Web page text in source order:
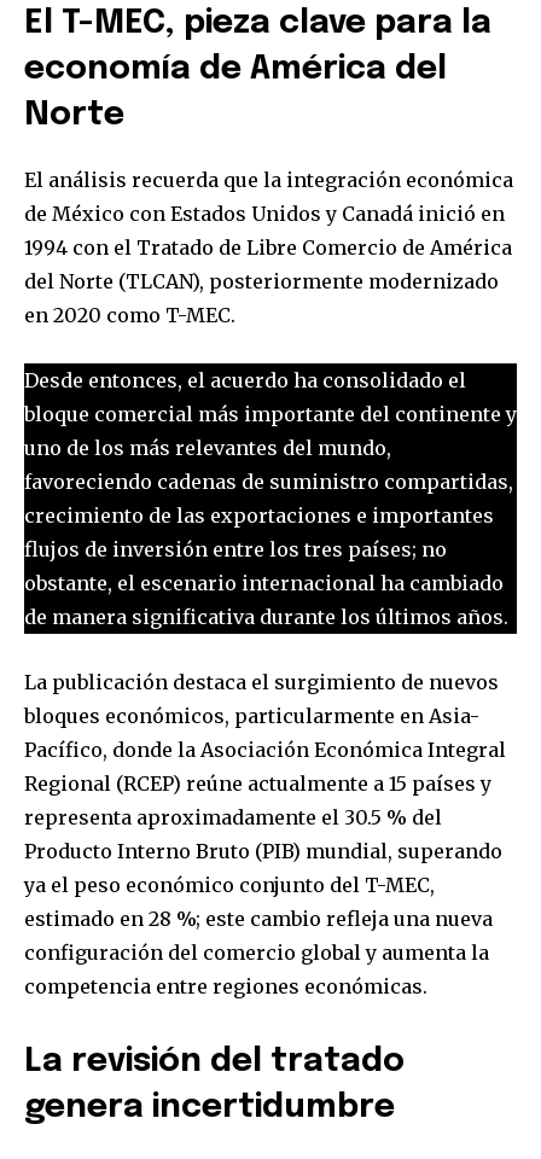
El T-MEC, pieza clave para la
economía de América del
Norte
El análisis recuerda que la integración económica
de México con Estados Unidos y Canadá inició en
1994 con el Tratado de Libre Comercio de América
del Norte (TLCAN), posteriormente modernizado
en 2020 como T-MEC.
Desde entonces, el acuerdo ha consolidado el
bloque comercial más importante del continente y
uno de los más relevantes del mundo,
favoreciendo cadenas de suministro compartidas,
crecimiento de las exportaciones e importantes
flujos de inversión entre los tres países; no
obstante, el escenario internacional ha cambiado
de manera significativa durante los últimos años.
La publicación destaca el surgimiento de nuevos
bloques económicos, particularmente en Asia-
Pacífico, donde la Asociación Económica Integral
Regional (RCEP) reúne actualmente a 15 países y
representa aproximadamente el 30.5 % del
Producto Interno Bruto (PIB) mundial, superando
ya el peso económico conjunto del T-MEC,
estimado en 28 %; este cambio refleja una nueva
configuración del comercio global y aumenta la
competencia entre regiones económicas.
La revisión del tratado
genera incertidumbre